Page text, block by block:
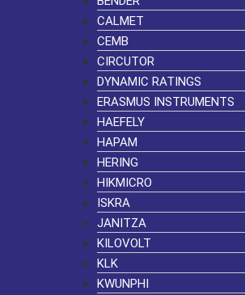
CALMET
CEMB
CIRCUTOR
DYNAMIC RATINGS
ERASMUS INSTRUMENTS
HAEFELY
HAPAM
HERING
HIKMICRO
ISKRA
JANITZA
KILOVOLT
KLK
KWUNPHI